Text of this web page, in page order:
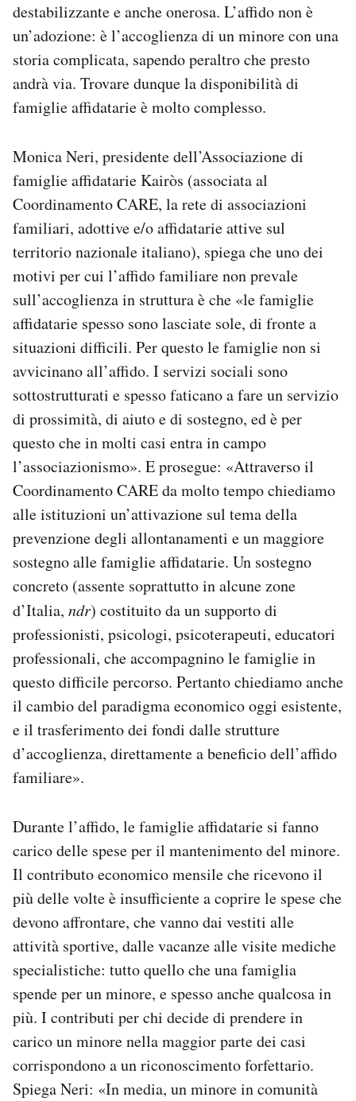
destabilizzante e anche onerosa. L’affido non è
un’adozione: è l’accoglienza di un minore con una
storia complicata, sapendo peraltro che presto
andrà via. Trovare dunque la disponibilità di
famiglie affidatarie è molto complesso.
Monica Neri, presidente dell’Associazione di
famiglie affidatarie Kairòs (associata al
Coordinamento CARE, la rete di associazioni
familiari, adottive e/o affidatarie attive sul
territorio nazionale italiano), spiega che uno dei
motivi per cui l’affido familiare non prevale
sull’accoglienza in struttura è che «le famiglie
affidatarie spesso sono lasciate sole, di fronte a
situazioni difficili. Per questo le famiglie non si
avvicinano all’affido. I servizi sociali sono
sottostrutturati e spesso faticano a fare un servizio
di prossimità, di aiuto e di sostegno, ed è per
questo che in molti casi entra in campo
l’associazionismo». E prosegue: «Attraverso il
Coordinamento CARE da molto tempo chiediamo
alle istituzioni un’attivazione sul tema della
prevenzione degli allontanamenti e un maggiore
sostegno alle famiglie affidatarie. Un sostegno
concreto (assente soprattutto in alcune zone
d’Italia, ndr) costituito da un supporto di
professionisti, psicologi, psicoterapeuti, educatori
professionali, che accompagnino le famiglie in
questo difficile percorso. Pertanto chiediamo anche
il cambio del paradigma economico oggi esistente,
e il trasferimento dei fondi dalle strutture
d’accoglienza, direttamente a beneficio dell’affido
familiare».
Durante l’affido, le famiglie affidatarie si fanno
carico delle spese per il mantenimento del minore.
Il contributo economico mensile che ricevono il
più delle volte è insufficiente a coprire le spese che
devono affrontare, che vanno dai vestiti alle
attività sportive, dalle vacanze alle visite mediche
specialistiche: tutto quello che una famiglia
spende per un minore, e spesso anche qualcosa in
più. I contributi per chi decide di prendere in
carico un minore nella maggior parte dei casi
corrispondono a un riconoscimento forfettario.
Spiega Neri: «In media, un minore in comunità